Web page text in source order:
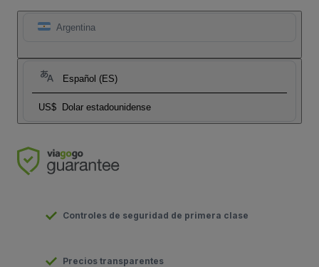
Argentina
Español (ES)
US$ Dolar estadounidense
Controles de seguridad de primera clase
Precios transparentes